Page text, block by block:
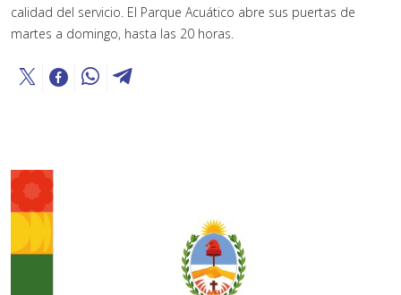
calidad del servicio. El Parque Acuático abre sus puertas de
martes a domingo, hasta las 20 horas.